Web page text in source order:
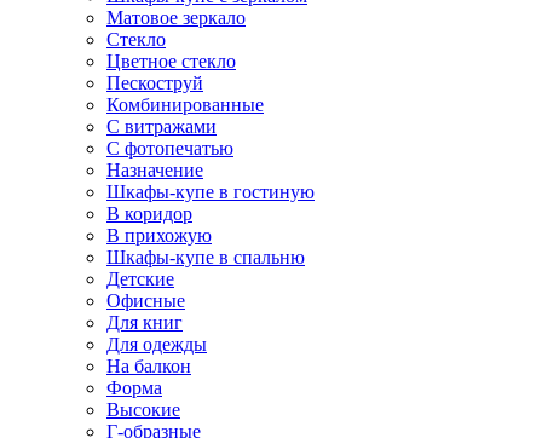
Матовое зеркало
Стекло
Цветное стекло
Пескоструй
Комбинированные
С витражами
С фотопечатью
Назначение
Шкафы-купе в гостиную
В коридор
В прихожую
Шкафы-купе в спальню
Детские
Офисные
Для книг
Для одежды
На балкон
Форма
Высокие
Г-образные